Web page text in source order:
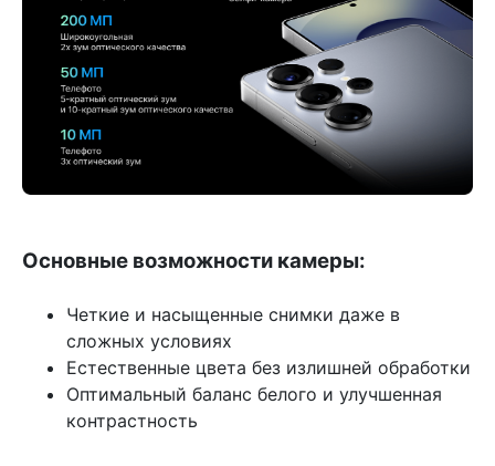
Основные возможности камеры:
Четкие и насыщенные снимки даже в
сложных условиях
Естественные цвета без излишней обработки
Оптимальный баланс белого и улучшенная
контрастность